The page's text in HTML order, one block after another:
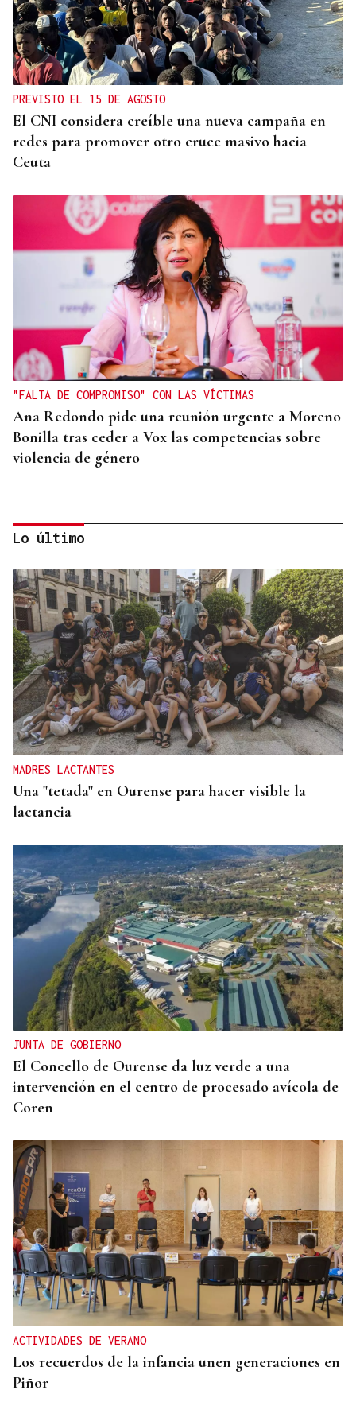
PREVISTO EL 15 DE AGOSTO
El CNI considera creíble una nueva campaña en
redes para promover otro cruce masivo hacia
Ceuta
"FALTA DE COMPROMISO" CON LAS VÍCTIMAS
Ana Redondo pide una reunión urgente a Moreno
Bonilla tras ceder a Vox las competencias sobre
violencia de género
CRECIMIENTO DEMOGRÁFICO
Gráfico | España roza los 50 millones de habitantes
tras alcanzar un nuevo máximo histórico
Lo último
MADRES LACTANTES
Una "tetada" en Ourense para hacer visible la
lactancia
JUNTA DE GOBIERNO
El Concello de Ourense da luz verde a una
intervención en el centro de procesado avícola de
Coren
ACTIVIDADES DE VERANO
Los recuerdos de la infancia unen generaciones en
Piñor